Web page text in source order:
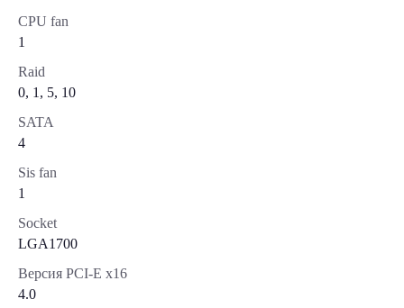
CPU fan
1
Raid
0, 1, 5, 10
SATA
4
Sis fan
1
Socket
LGA1700
Версия PCI-E x16
4.0